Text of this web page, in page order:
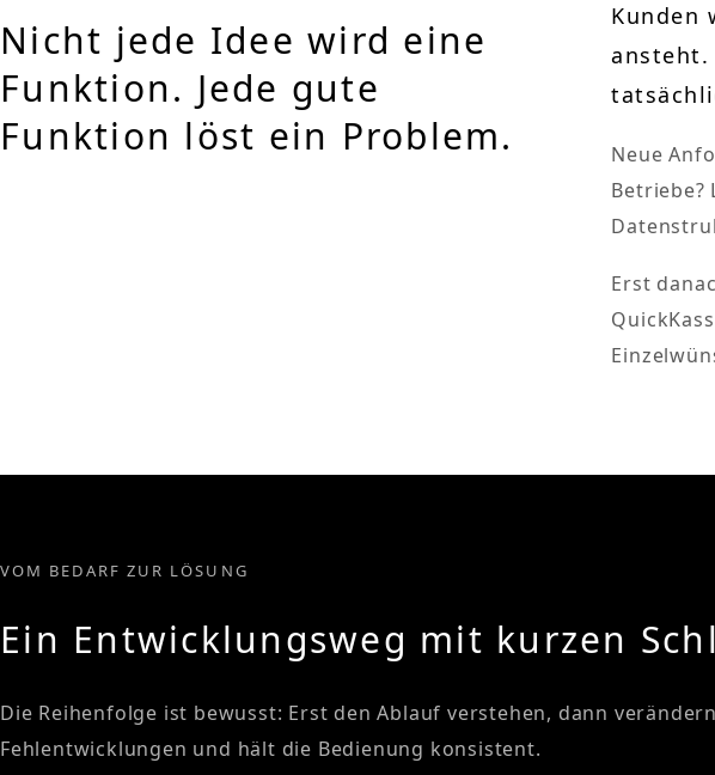
Nicht jede Idee wird eine
Funktion. Jede gute
Funktion löst ein Problem.
Kunden
ansteht.
Neue
Betriebe?
Erst
VOM BEDARF ZUR LÖSUNG
Ein Entwicklungsweg mit kurzen
Die Reihenfolge ist bewusst: Erst den Ablauf verstehen, dann
Fehlentwicklungen und hält die Bedienung konsistent.